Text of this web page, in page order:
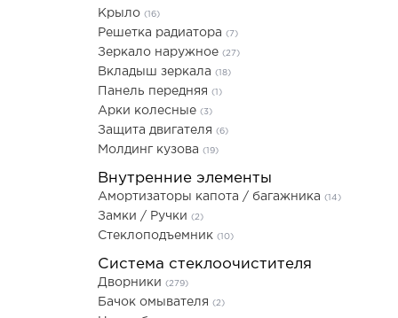
Крыло (16)
Решетка радиатора (7)
Зеркало наружное (27)
Вкладыш зеркала (18)
Панель передняя (1)
Арки колесные (3)
Защита двигателя (6)
Молдинг кузова (19)
Внутренние элементы
Амортизаторы капота / багажника (14)
Замки / Ручки (2)
Стеклоподъемник (10)
Система стеклоочистителя
Дворники (279)
Бачок омывателя (2)